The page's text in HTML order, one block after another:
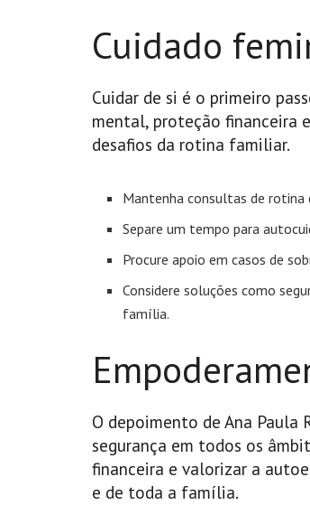
Cuidado
Cuidar de si é o primeiro
mental, proteção financeira
desafios da rotina familiar.
Mantenha consultas de rotina
Separe um tempo para
Procure apoio em casos de
Considere soluções como
família.
O depoimento de Ana Paula
segurança em todos os
financeira e valorizar a
e de toda a família.